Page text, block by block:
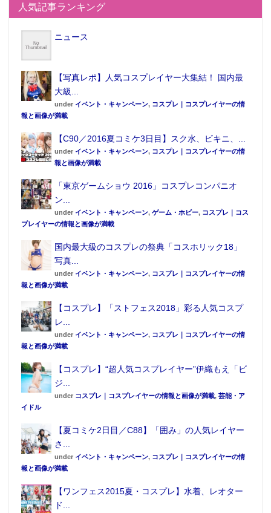
人気記事ランキング
ニュース
【写真レポ】人気コスプレイヤー大集結！ 国内最
大級...
under イベント・キャンペーン, コスプレ｜コスプレイヤーの情
報と画像が満載
【C90／2016夏コミケ3日目】スク水、ビキニ、...
under イベント・キャンペーン, コスプレ｜コスプレイヤーの情
報と画像が満載
「東京ゲームショウ 2016」コスプレコンパニオ
ン...
under イベント・キャンペーン, ゲーム・ホビー, コスプレ｜コス
プレイヤーの情報と画像が満載
国内最大級のコスプレの祭典「コスホリック18」
写真...
under イベント・キャンペーン, コスプレ｜コスプレイヤーの情
報と画像が満載
【コスプレ】「ストフェス2018」彩る人気コスプ
レ...
under イベント・キャンペーン, コスプレ｜コスプレイヤーの情
報と画像が満載
【コスプレ】“超人気コスプレイヤー”伊織もえ「ビ
ジ...
under コスプレ｜コスプレイヤーの情報と画像が満載, 芸能・ア
イドル
【夏コミケ2日目／C88】「囲み」の人気レイヤー
さ...
under イベント・キャンペーン, コスプレ｜コスプレイヤーの情
報と画像が満載
【ワンフェス2015夏・コスプレ】水着、レオター
ド...